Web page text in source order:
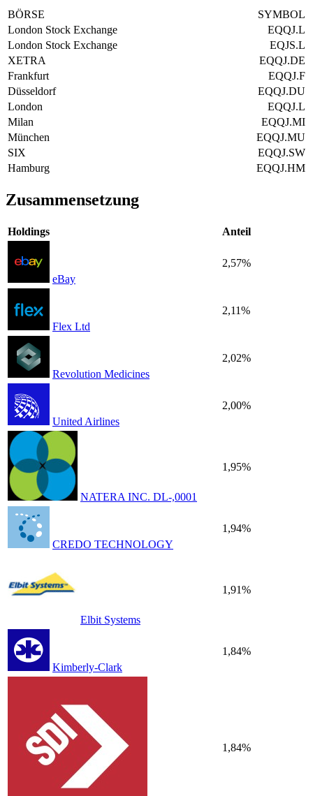
BÖRSE
SYMBOL
London Stock Exchange
EQQJ.L
London Stock Exchange
EQJS.L
XETRA
EQQJ.DE
Frankfurt
EQQJ.F
Düsseldorf
EQQJ.DU
London
EQQJ.L
Milan
EQQJ.MI
München
EQQJ.MU
SIX
EQQJ.SW
Hamburg
EQQJ.HM
Zusammensetzung
Holdings Anteil
eBay
2,57%
Flex Ltd
2,11%
Revolution Medicines
2,02%
United Airlines
2,00%
NATERA INC. DL-,0001
1,95%
CREDO TECHNOLOGY
1,94%
Elbit Systems
1,91%
Kimberly-Clark
1,84%
1,84%